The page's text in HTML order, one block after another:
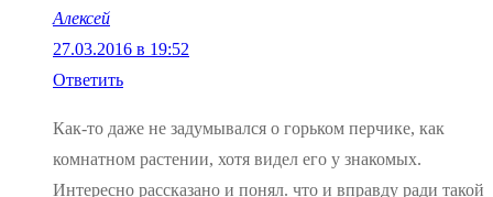
Алексей
27.03.2016 в 19:52
Ответить
Как-то даже не задумывался о горьком перчике, как
комнатном растении, хотя видел его у знакомых.
Интересно рассказано и понял. что и вправду ради такой